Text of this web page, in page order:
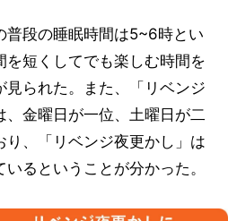
普段の睡眠時間は5~6時とい
を短くしてでも楽しむ時間を
られた。また、「リベンジ
金曜日が一位、土曜日が二
、「リベンジ夜更かし」は
るということが分かった。